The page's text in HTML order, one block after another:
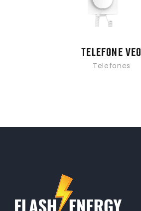
TELEFONE VEO
Telefones